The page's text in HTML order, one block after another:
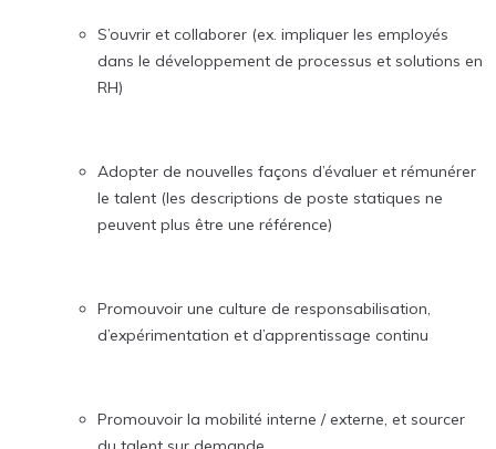
S’ouvrir et collaborer (ex. impliquer les employés
dans le développement de processus et solutions en
RH)
Adopter de nouvelles façons d’évaluer et rémunérer
le talent (les descriptions de poste statiques ne
peuvent plus être une référence)
Promouvoir une culture de responsabilisation,
d’expérimentation et d’apprentissage continu
Promouvoir la mobilité interne / externe, et sourcer